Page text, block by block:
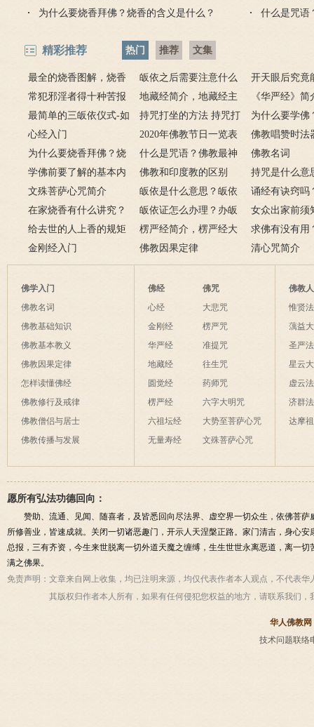
为什么要烧香拜佛？烧香的含义是什么？
什么是咒语
精彩推荐 热门 推荐 文集
最全的烧香图解，烧香
有何含义与讲究？
皈依之后需要注意什么
吗 皈依佛门后的注意事
项
开天眼后究竟
么？
常犯邪淫者得十种苦报
从婚后出轨事件看出的因
果报应
地藏经简介，地藏经主
要讲什么？
《华严经》简
广佛华严经讲
最简单的三皈依仪式-如
何授三皈五戒居士仪轨
持咒打坐的方法 持咒打
坐的姿势图
为什么要学佛
用呢？
心经入门 2020年佛教节日一览表
佛教唱赞时法
为什么要烧香拜佛？烧
香的含义是什么？
什么是咒语？佛教最神
奇的九个咒语
佛教名词
学佛前要了解的基本内
容
佛教和印度教的区别
持咒是什么意
持咒？
文殊菩萨心咒简介
皈依是什么意思？皈依
三宝又是什么意思？
诵经有诀窍吗
十二条诀窍
在家烧香有什么讲究？
一些禁忌千万不要触
碰！
皈依证怎么办理？办皈
依证后的忌讳是什么？
女众出家前须
只有一次出家
给去世的人上香的规矩
楞严经简介，楞严经大
致在讲什么？
求佛有没有用
说佛菩萨可以
金刚经入门 佛教因果定律 清心咒简介
佛学入门
佛教名词
佛教基础知识
佛教基本教义
佛教因果定律
怎样读懂佛经
佛教修行及戒律
佛教僧侣与居士
佛教传播与发展
佛经
心经
金刚经
华严经
地藏经
圆觉经
楞严经
六祖坛经
无量寿经
佛咒
大悲咒
楞严咒
准提咒
往生咒
药师咒
六字大明咒
大势至菩萨心咒
文殊菩萨心咒
佛教
惟贤
蕅益
圣严
星云
虚云
济群
达摩
愿所有弘法功德回向：
赞助、流通、见闻、随喜者，及皆悉回向尽法界、虚空界一切众生，依佛菩
所修善业，皆速成就。关闭一切诸恶趣门，开示人天涅槃正路。家门清吉，身心
总报，三有齐资，今生来世脱离一切外道天魔之缠缚，生生世世永离恶道，离一
满之佛果。
免责声明： 文章来自网上收集，均已注明来源，均仅代表作者本人观点，不代表
其版权归作者本人所有，如果有任何侵犯您权益的地方，请联系我们，
华人佛教网
技术问题联络